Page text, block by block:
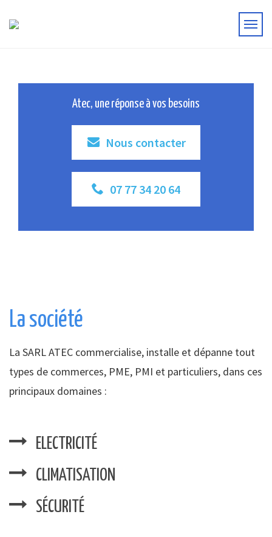
Atec, une réponse à vos besoins
Nous contacter
07 77 34 20 64
La société
La SARL ATEC commercialise, installe et dépanne tout
types de commerces, PME, PMI et particuliers, dans ces
principaux domaines :
ELECTRICITÉ
CLIMATISATION
SÉCURITÉ